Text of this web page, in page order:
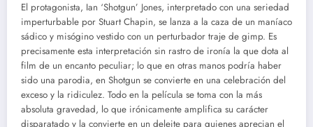
El protagonista, Ian ‘Shotgun’ Jones, interpretado con una seriedad
imperturbable por Stuart Chapin, se lanza a la caza de un maníaco
sádico y misógino vestido con un perturbador traje de gimp. Es
precisamente esta interpretación sin rastro de ironía la que dota al
film de un encanto peculiar; lo que en otras manos podría haber
sido una parodia, en Shotgun se convierte en una celebración del
exceso y la ridiculez. Todo en la película se toma con la más
absoluta gravedad, lo que irónicamente amplifica su carácter
disparatado y la convierte en un deleite para quienes aprecian el